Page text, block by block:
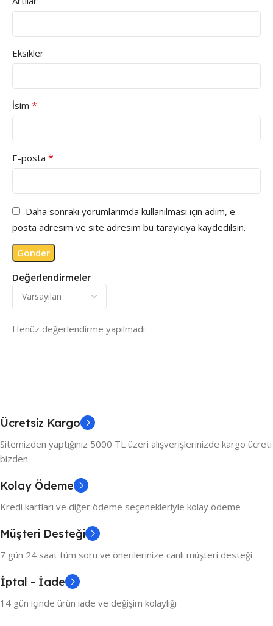
Değerlendirmeler
Henüz değerlendirme yapılmadı.
Eksikler
İsim *
E-posta *
Daha sonraki yorumlarımda kullanılması için adım, e-
posta adresim ve site adresim bu tarayıcıya kaydedilsin.
Ücretsiz Kargo
Sitemizden yaptığınız 5000 TL üzeri alışverişlerinizde kargo ücreti
bizden
Kolay Ödeme
Kredi kartları ve diğer ödeme seçenekleriyle kolay ödeme
Müşteri Desteği
7 gün 24 saat tüm soru ve önerilerinize canlı müşteri desteği
İptal - İade
14 gün içinde ürün iade ve değişim kolaylığı